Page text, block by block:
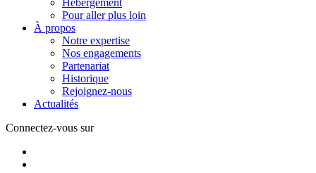
Hébergement
Pour aller plus loin
À propos
Notre expertise
Nos engagements
Partenariat
Historique
Rejoignez-nous
Actualités
Connectez-vous sur